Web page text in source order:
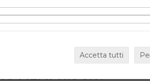
HOUR GRECO CON
MEMPHIS 3.0.
Accetta tutti